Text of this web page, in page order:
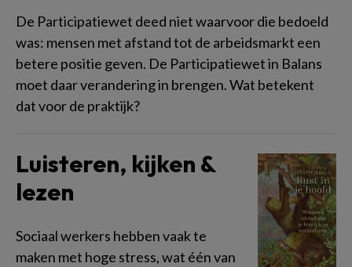
De Participatiewet deed niet waarvoor die bedoeld
was: mensen met afstand tot de arbeidsmarkt een
betere positie geven. De Participatiewet in Balans
moet daar verandering in brengen. Wat betekent
dat voor de praktijk?
Luisteren, kijken &
lezen
Sociaal werkers hebben vaak te
maken met hoge stress, wat één van